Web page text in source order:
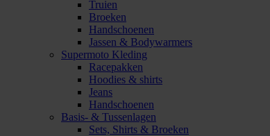
Truien
Broeken
Handschoenen
Jassen & Bodywarmers
Supermoto Kleding
Racepakken
Hoodies & shirts
Jeans
Handschoenen
Basis- & Tussenlagen
Sets, Shirts & Broeken